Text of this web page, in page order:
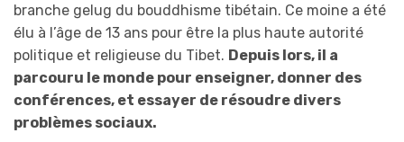
branche gelug du bouddhisme tibétain. Ce moine a été
élu à l’âge de 13 ans pour être la plus haute autorité
politique et religieuse du Tibet. Depuis lors, il a
parcouru le monde pour enseigner, donner des
conférences, et essayer de résoudre divers
problèmes sociaux.